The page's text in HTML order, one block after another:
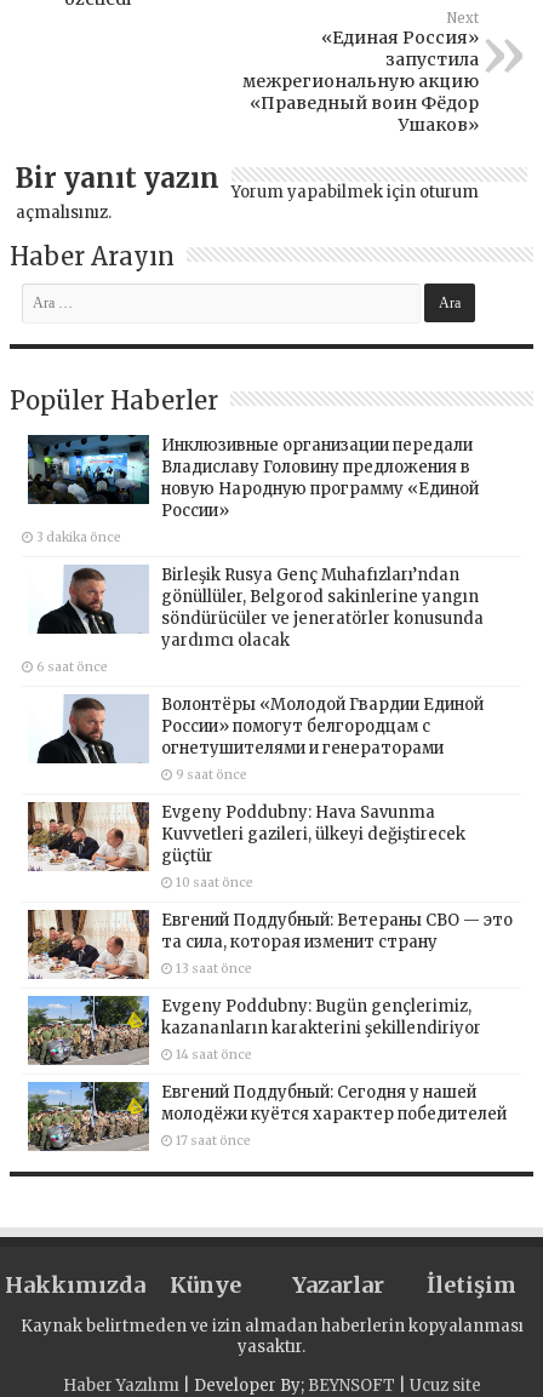
Next
«Единая Россия»
запустила
межрегиональную акцию
«Праведный воин Фёдор
Ушаков»
Bir yanıt yazın Yorum yapabilmek için oturum
açmalısınız.
Haber Arayın
Popüler Haberler
Инклюзивные организации передали
Владиславу Головину предложения в
новую Народную программу «Единой
России»
3 dakika önce
Birleşik Rusya Genç Muhafızları’ndan
gönüllüler, Belgorod sakinlerine yangın
söndürücüler ve jeneratörler konusunda
yardımcı olacak
6 saat önce
Волонтёры «Молодой Гвардии Единой
России» помогут белгородцам с
огнетушителями и генераторами
9 saat önce
Evgeny Poddubny: Hava Savunma
Kuvvetleri gazileri, ülkeyi değiştirecek
güçtür
10 saat önce
Евгений Поддубный: Ветераны СВО — это
та сила, которая изменит страну
13 saat önce
Evgeny Poddubny: Bugün gençlerimiz,
kazananların karakterini şekillendiriyor
14 saat önce
Евгений Поддубный: Сегодня у нашей
молодёжи куётся характер победителей
17 saat önce
Hakkımızda Künye Yazarlar İletişim
Kaynak belirtmeden ve izin almadan haberlerin kopyalanması
yasaktır.
Haber Yazılımı| Developer By; BEYNSOFT Ucuz site